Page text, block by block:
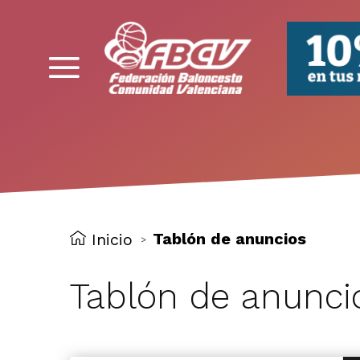
Inicio > Tablón de anuncios
Tablón de